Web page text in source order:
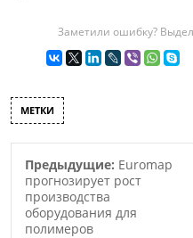
Заметили ошибку?
МЕТКИ
Предыдущие: Euromap
прогнозирует рост
производства
оборудования для
полимеров